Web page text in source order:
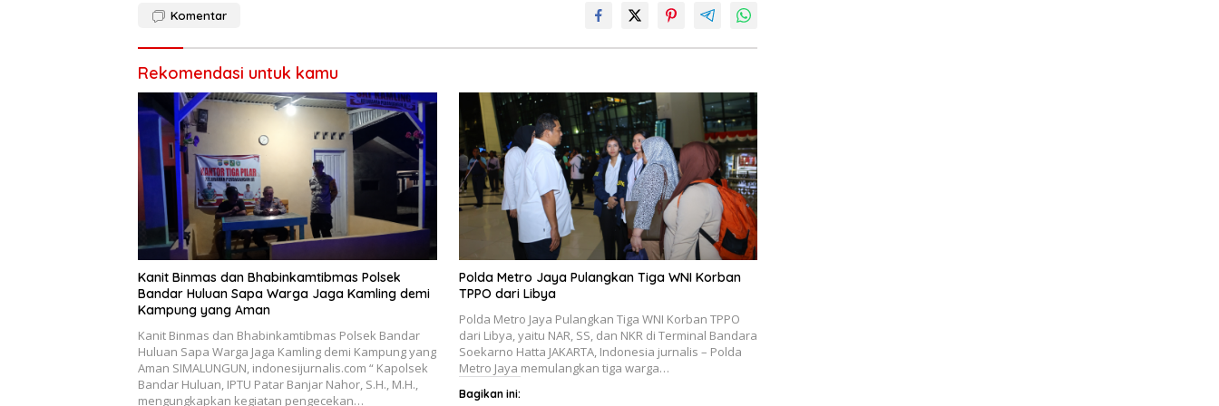
Komentar
Rekomendasi untuk kamu
Kanit Binmas dan Bhabinkamtibmas Polsek
Bandar Huluan Sapa Warga Jaga Kamling demi
Kampung yang Aman
Kanit Binmas dan Bhabinkamtibmas Polsek Bandar
Huluan Sapa Warga Jaga Kamling demi Kampung yang
Aman SIMALUNGUN, indonesijurnalis.com “ Kapolsek
Bandar Huluan, IPTU Patar Banjar Nahor, S.H., M.H.,
mengungkapkan kegiatan pengecekan…
Polda Metro Jaya Pulangkan Tiga WNI Korban
TPPO dari Libya
Polda Metro Jaya Pulangkan Tiga WNI Korban TPPO
dari Libya, yaitu NAR, SS, dan NKR di Terminal Bandara
Soekarno Hatta JAKARTA, Indonesia jurnalis – Polda
Metro Jaya memulangkan tiga warga…
Bagikan ini: